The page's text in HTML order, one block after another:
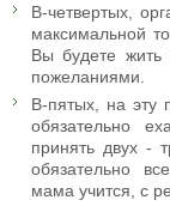
В-четвертых,
максимальной
Вы будете жить
пожеланиями.
В-пятых, на эту
обязательно
принять двух -
обязательно
мама учится, с